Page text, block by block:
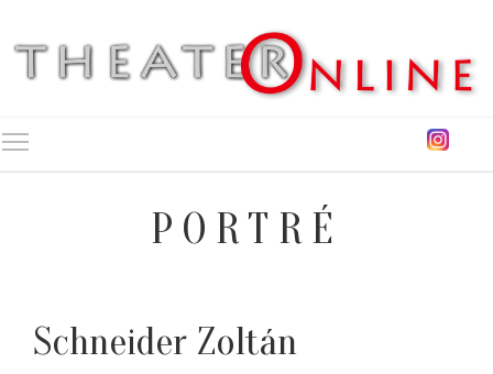
PORTRÉ
Schneider Zoltán